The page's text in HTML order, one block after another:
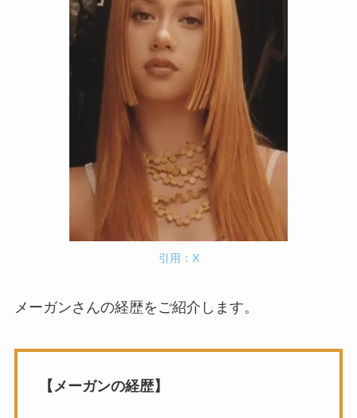
引用：X
メーガンさんの経歴をご紹介します。
【メーガンの経歴】